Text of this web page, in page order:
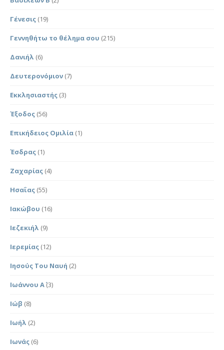
Γένεσις (19)
Γεννηθήτω το θέλημα σου (215)
Δανιήλ (6)
Δευτερονόμιον (7)
Εκκλησιαστής (3)
Έξοδος (56)
Επικήδειος Ομιλία (1)
Έσδρας (1)
Ζαχαρίας (4)
Ησαΐας (55)
Ιακώβου (16)
Ιεζεκιήλ (9)
Ιερεμίας (12)
Ιησούς Του Ναυή (2)
Ιωάννου Α΄(3)
Ιώβ (8)
Ιωήλ (2)
Ιωνάς (6)